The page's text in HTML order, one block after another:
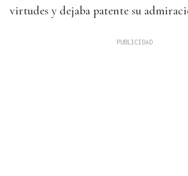
virtudes y dejaba patente su